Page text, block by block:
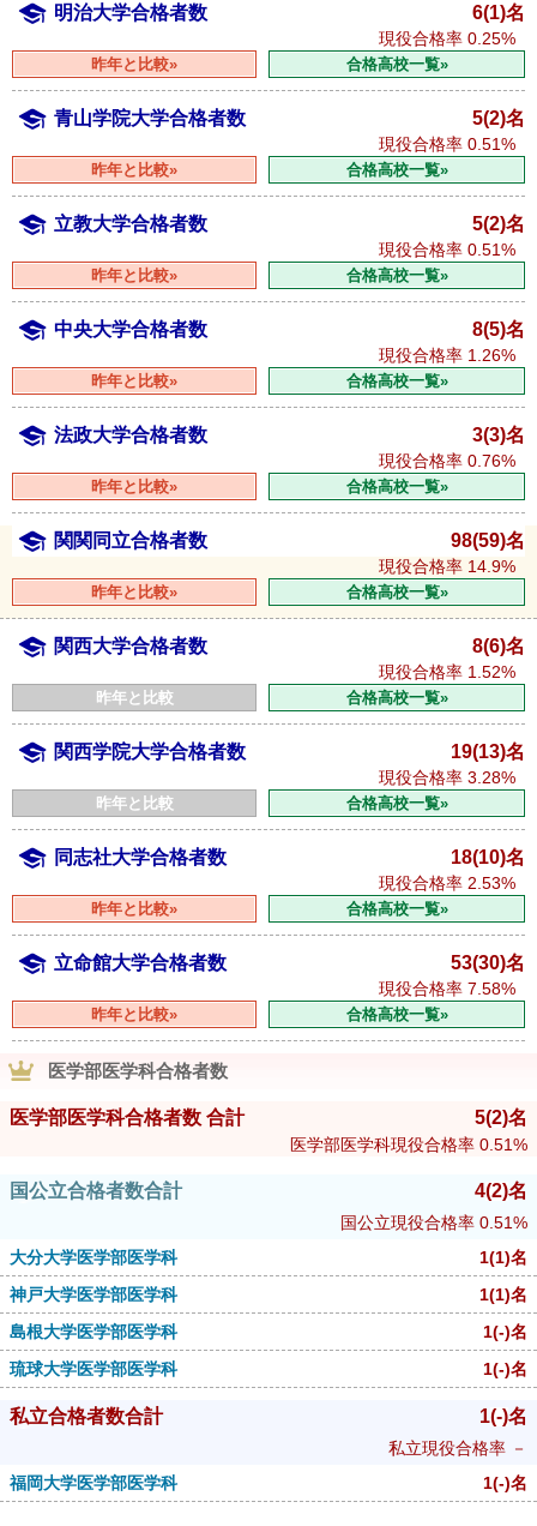
明治大学合格者数 6(1)名
現役合格率 0.25%
昨年と比較» 合格高校一覧»
青山学院大学合格者数 5(2)名
現役合格率 0.51%
昨年と比較» 合格高校一覧»
立教大学合格者数 5(2)名
現役合格率 0.51%
昨年と比較» 合格高校一覧»
中央大学合格者数 8(5)名
現役合格率 1.26%
昨年と比較» 合格高校一覧»
法政大学合格者数 3(3)名
現役合格率 0.76%
昨年と比較» 合格高校一覧»
関関同立合格者数 98(59)名
現役合格率 14.9%
昨年と比較» 合格高校一覧»
関西大学合格者数 8(6)名
現役合格率 1.52%
昨年と比較 合格高校一覧»
関西学院大学合格者数 19(13)名
現役合格率 3.28%
昨年と比較 合格高校一覧»
同志社大学合格者数 18(10)名
現役合格率 2.53%
昨年と比較» 合格高校一覧»
立命館大学合格者数 53(30)名
現役合格率 7.58%
昨年と比較» 合格高校一覧»
医学部医学科合格者数
医学部医学科合格者数 合計 5(2)名
医学部医学科現役合格率 0.51%
国公立合格者数合計 4(2)名
国公立現役合格率 0.51%
大分大学医学部医学科
1(1)名
神戸大学医学部医学科
1(1)名
島根大学医学部医学科
1(-)名
琉球大学医学部医学科
1(-)名
私立合格者数合計 1(-)名
私立現役合格率 －
福岡大学医学部医学科
1(-)名